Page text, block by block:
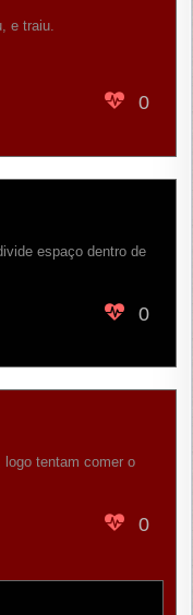
e traiu.
0
espaço dentro de
0
logo tentam comer o
0